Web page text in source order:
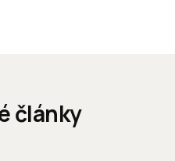
články